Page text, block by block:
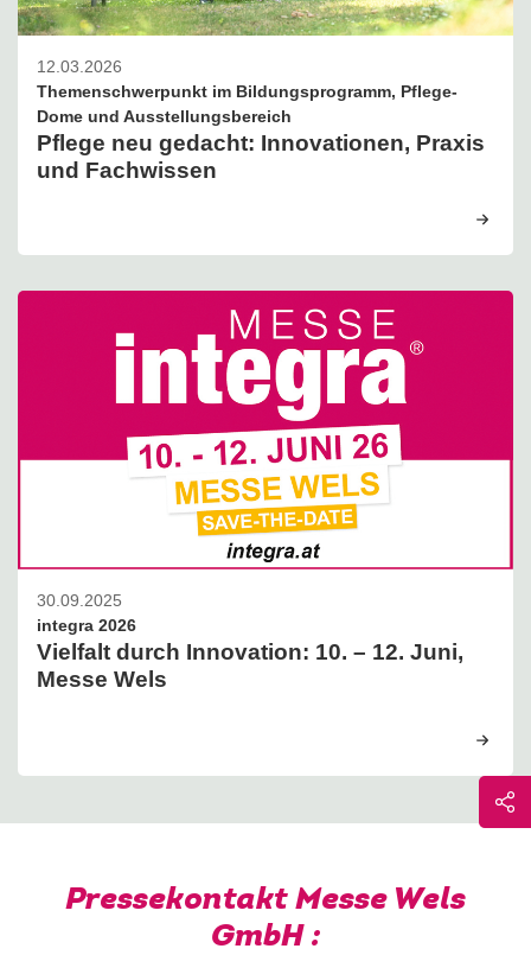
12.03.2026
Themenschwerpunkt im Bildungsprogramm, Pflege-
Dome und Ausstellungsbereich
Pflege neu gedacht: Innovationen, Praxis
und Fachwissen
30.09.2025
integra 2026
Vielfalt durch Innovation: 10. – 12. Juni,
Messe Wels
Pressekontakt Messe Wels
GmbH :